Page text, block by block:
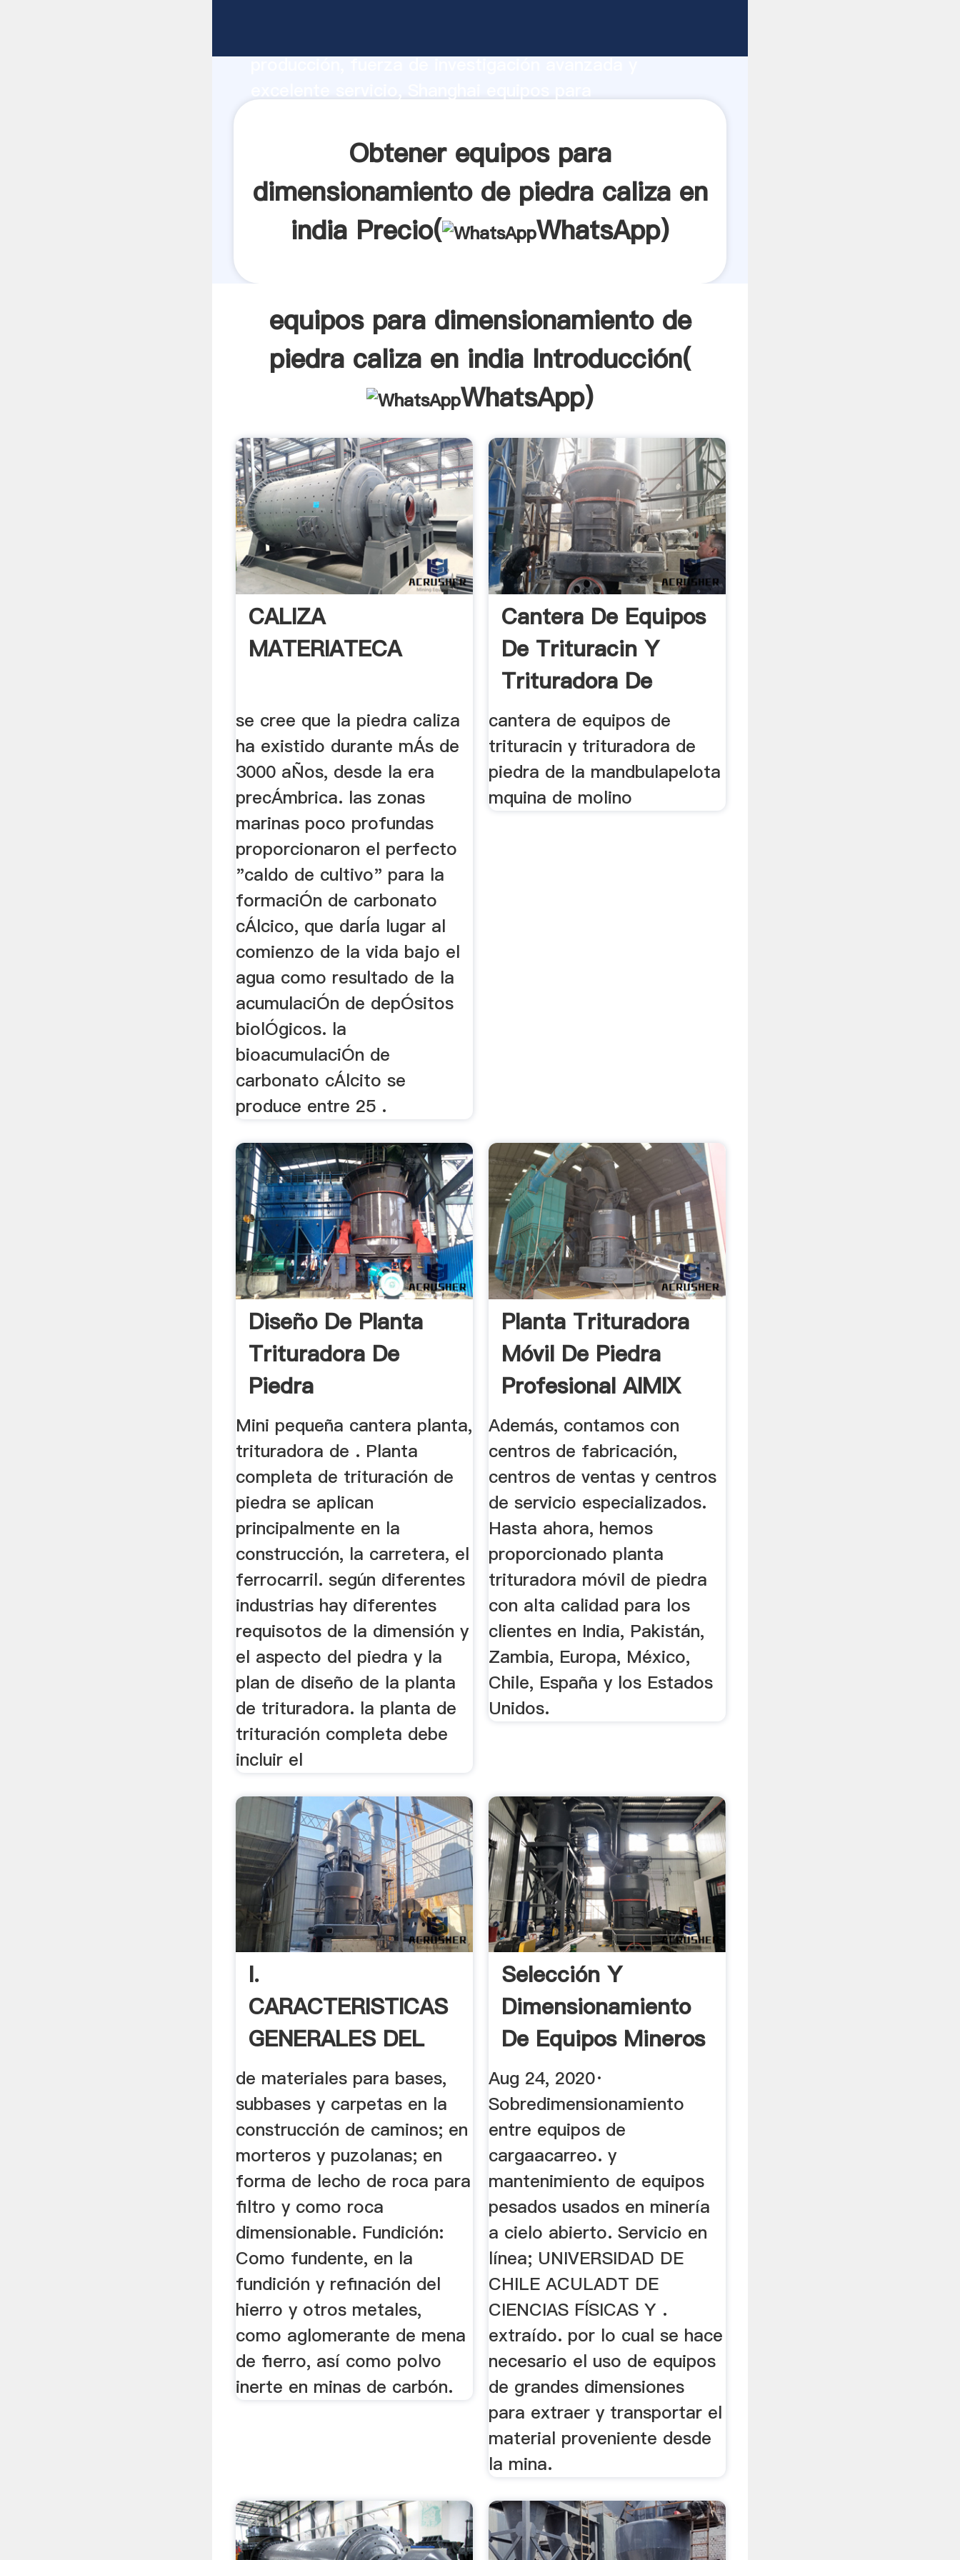
crea el valor y aporta valores a todos los clientes.
Obtener equipos para
dimensionamiento de piedra caliza en
india Precio(
WhatsApp)
equipos para dimensionamiento de
piedra caliza en india Introducción(
WhatsApp)
CALIZA
MATERIATECA
se cree que la piedra caliza
ha existido durante mÁs de
3000 aÑos, desde la era
precÁmbrica. las zonas
marinas poco profundas
proporcionaron el perfecto
"caldo de cultivo" para la
formaciÓn de carbonato
cÁlcico, que darÍa lugar al
comienzo de la vida bajo el
agua como resultado de la
acumulaciÓn de depÓsitos
biolÓgicos. la
bioacumulaciÓn de
carbonato cÁlcito se
produce entre 25 .
Cantera De Equipos
De Trituracin Y
Trituradora De
Piedra ...
cantera de equipos de
trituracin y trituradora de
piedra de la mandbulapelota
mquina de molino
Diseño De Planta
Trituradora De
Piedra
Mini pequeña cantera planta,
trituradora de . Planta
completa de trituración de
piedra se aplican
principalmente en la
construcción, la carretera, el
ferrocarril. según diferentes
industrias hay diferentes
requisotos de la dimensión y
el aspecto del piedra y la
plan de diseño de la planta
de trituradora. la planta de
trituración completa debe
incluir el
Planta Trituradora
Móvil De Piedra
Profesional AIMIX
Group
Además, contamos con
centros de fabricación,
centros de ventas y centros
de servicio especializados.
Hasta ahora, hemos
proporcionado planta
trituradora móvil de piedra
con alta calidad para los
clientes en India, Pakistán,
Zambia, Europa, México,
Chile, España y los Estados
Unidos.
I.
CARACTERISTICAS
GENERALES DEL
MINERAL
de materiales para bases,
subbases y carpetas en la
construcción de caminos; en
morteros y puzolanas; en
forma de lecho de roca para
filtro y como roca
dimensionable. Fundición:
Como fundente, en la
fundición y refinación del
hierro y otros metales,
como aglomerante de mena
de fierro, así como polvo
inerte en minas de carbón.
Selección Y
Dimensionamiento
De Equipos Mineros
En Cantera
Aug 24, 2020·
Sobredimensionamiento
entre equipos de
cargaacarreo. y
mantenimiento de equipos
pesados usados en minería
a cielo abierto. Servicio en
línea; UNIVERSIDAD DE
CHILE ACULADT DE
CIENCIAS FÍSICAS Y .
extraído. por lo cual se hace
necesario el uso de equipos
de grandes dimensiones
para extraer y transportar el
material proveniente desde
la mina.